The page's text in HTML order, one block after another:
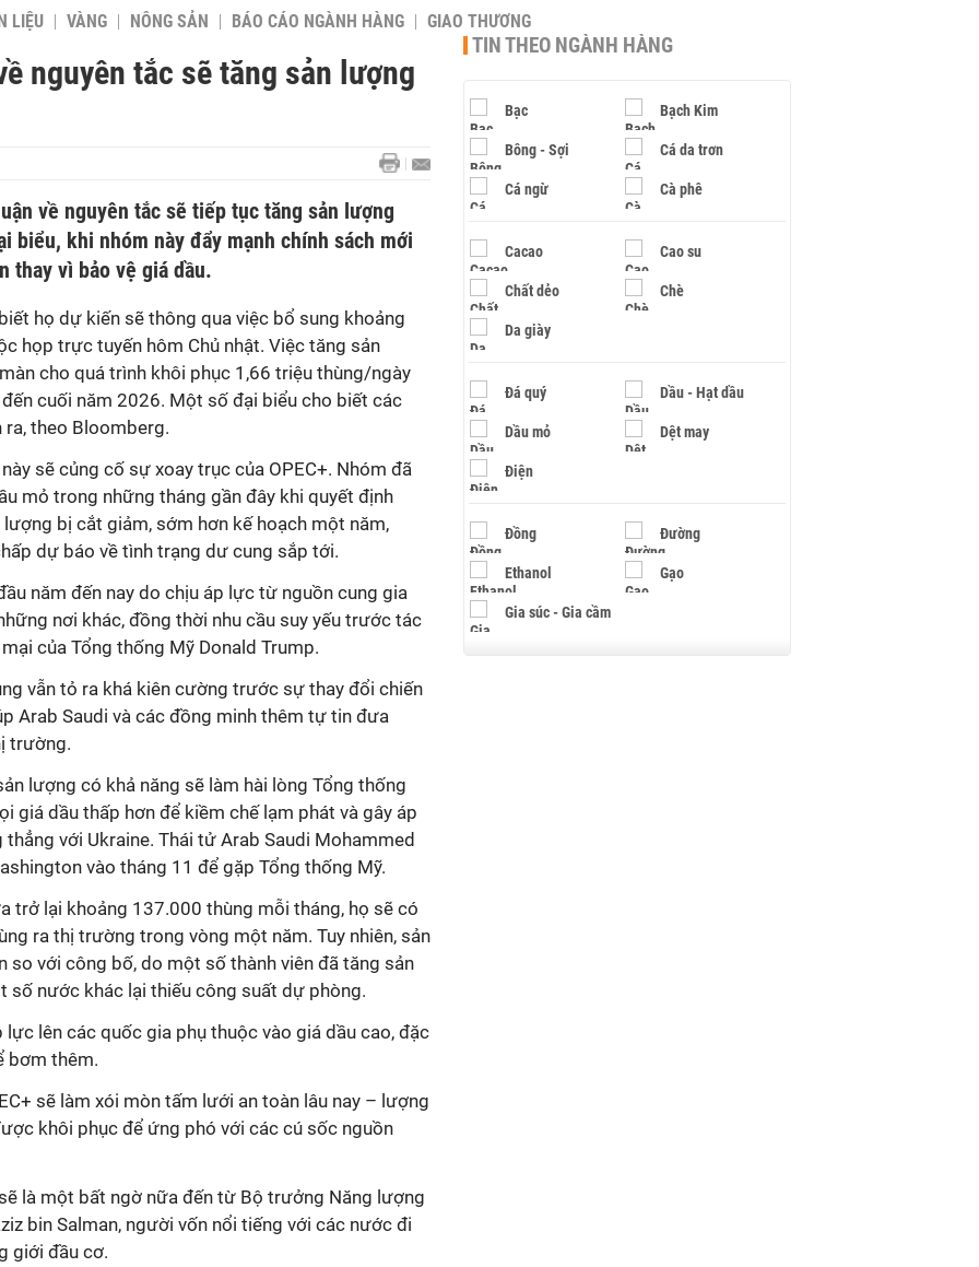
LIỆU VÀNG NÔNG SẢN BÁO CÁO NGÀNH HÀNG GIAO THƯƠNG
nguyên tắc sẽ tăng sản lượng
về nguyên tắc sẽ tiếp tục tăng sản lượng
biểu, khi nhóm này đẩy mạnh chính sách mới
thay vì bảo vệ giá dầu.
họ dự kiến sẽ thông qua việc bổ sung khoảng
họp trực tuyến hôm Chủ nhật. Việc tăng sản
cho quá trình khôi phục 1,66 triệu thùng/ngày
cuối năm 2026. Một số đại biểu cho biết các
ra, theo Bloomberg.
sẽ củng cố sự xoay trục của OPEC+. Nhóm đã
mỏ trong những tháng gần đây khi quyết định
bị cắt giảm, sớm hơn kế hoạch một năm,
dự báo về tình trạng dư cung sắp tới.
năm đến nay do chịu áp lực từ nguồn cung gia
nơi khác, đồng thời nhu cầu suy yếu trước tác
của Tổng thống Mỹ Donald Trump.
vẫn tỏ ra khá kiên cường trước sự thay đổi chiến
Arab Saudi và các đồng minh thêm tự tin đưa
trường.
lượng có khả năng sẽ làm hài lòng Tổng thống
giá dầu thấp hơn để kiềm chế lạm phát và gây áp
với Ukraine. Thái tử Arab Saudi Mohammed
vào tháng 11 để gặp Tổng thống Mỹ.
trở lại khoảng 137.000 thùng mỗi tháng, họ sẽ có
ra thị trường trong vòng một năm. Tuy nhiên, sản
so với công bố, do một số thành viên đã tăng sản
số nước khác lại thiếu công suất dự phòng.
lên các quốc gia phụ thuộc vào giá dầu cao, đặc
bơm thêm.
sẽ làm xói mòn tấm lưới an toàn lâu nay – lượng
khôi phục để ứng phó với các cú sốc nguồn
là một bất ngờ nữa đến từ Bộ trưởng Năng lượng
bin Salman, người vốn nổi tiếng với các nước đi
giới đầu cơ.
TIN THEO NGÀNH HÀNG
Bạc Bạch Kim
Bông - Sợi Cá da trơn
Cá ngừ Cà phê
Cacao Cao su
Chất dẻo Chè
Da giày
Đá quý Dầu - Hạt dầu
Dầu mỏ Dệt may
Điện
Đồng Đường
Ethanol Gạo
Gia súc - Gia cầm